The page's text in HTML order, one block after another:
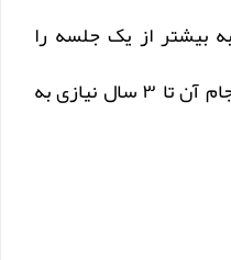
بیشتر از یک جلسه را
تشخیص دهد. افراد بعد از انجام آن تا ۳ سال نیازی به